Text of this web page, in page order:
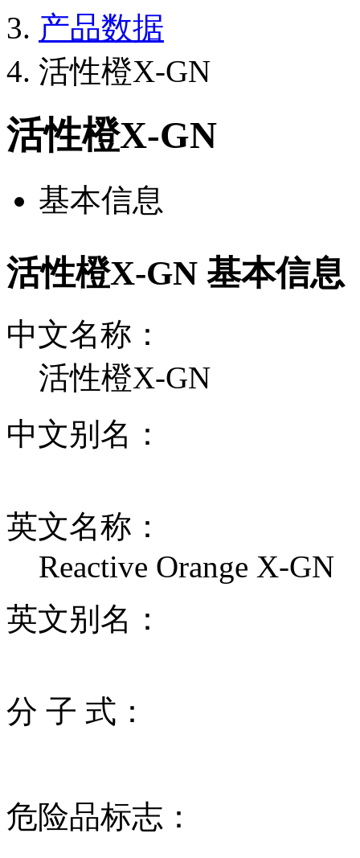
产品数据
活性橙X-GN
活性橙X-GN
基本信息
活性橙X-GN 基本信息
中文名称：
活性橙X-GN
中文别名：
英文名称：
Reactive Orange X-GN
英文别名：
分 子 式：
危险品标志：